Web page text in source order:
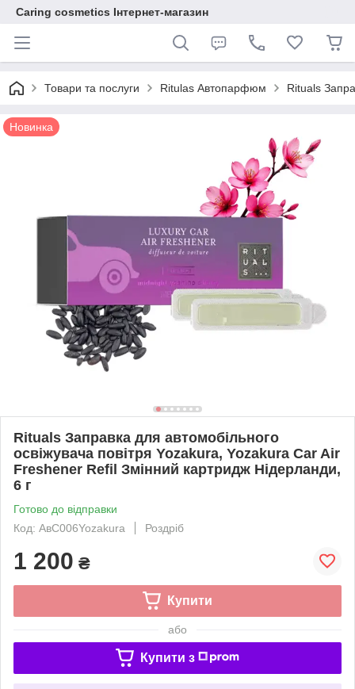
Caring cosmetics Інтернет-магазин
Товари та послуги Ritulas Автопарфюм Rituals
Новинка
Rituals Заправка для автомобільного
освіжувача повітря Yozakura, Yozakura Car Air
Freshener Refil Змінний картридж Нідерланди,
6 г
Готово до відправки
Код: АвС006Yozakura
Роздріб
1 200 ₴
Купити
або
Купити з